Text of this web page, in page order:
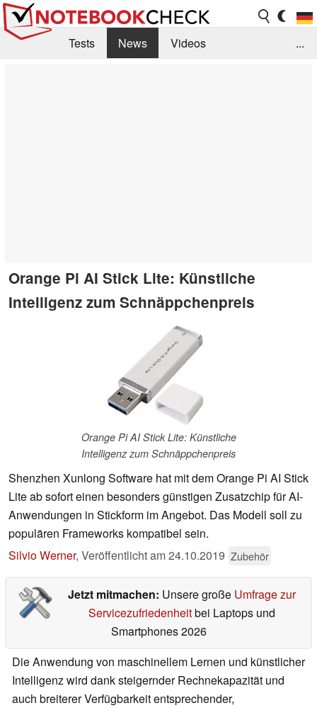
Tests News
Videos
...
Orange Pi AI Stick Lite: Künstliche
Intelligenz zum Schnäppchenpreis
Orange Pi AI Stick Lite: Künstliche
Intelligenz zum Schnäppchenpreis
Shenzhen Xunlong Software hat mit dem Orange Pi AI Stick
Lite ab sofort einen besonders günstigen Zusatzchip für AI-
Anwendungen in Stickform im Angebot. Das Modell soll zu
populären Frameworks kompatibel sein.
Silvio Werner, Veröffentlicht am24.10.2019 Zubehör
Jetzt mitmachen: Unsere große Umfrage zur
Servicezufriedenheitbei Laptops und
Smartphones 2026
Die Anwendung von maschinellem Lernen und künstlicher
Intelligenz wird dank steigernder Rechnekapazität und
auch breiterer Verfügbarkeit entsprechender,